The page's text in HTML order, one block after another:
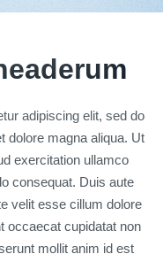
adipiscing elit, sed do
dolore magna aliqua. Ut
exercitation ullamco
consequat. Duis aute
velit esse cillum dolore
occaecat cupidatat non
mollit anim id est